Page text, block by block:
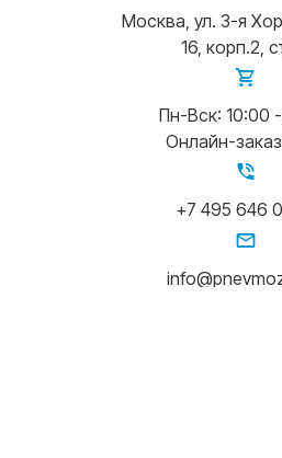
Москва, ул. 3-я
16, корп.2,
Пн-Вск: 10:00 -
Онлайн-
+7 495 646